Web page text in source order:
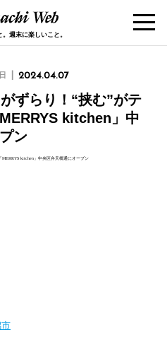
週末に楽しいこと。
2024.04.07
ずらり！“挟む”がテ
kitchen」中
ン
市